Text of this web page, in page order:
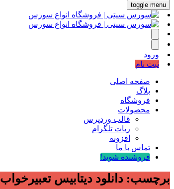
toggle menu
ورود
ثبت نام
صفحه اصلی
بلاگ
فروشگاه
محصولات
قالب وردپرس
ربات تلگرام
افزونه
تماس با ما
فروشنده شوید!
برچسب: دانلود دیتابیس تعبیرخواب